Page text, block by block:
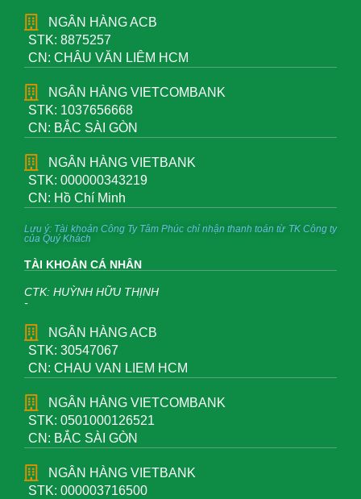
NGÂN HÀNG ACB
STK: 8875257
CN: CHÂU VĂN LIÊM HCM
NGÂN HÀNG VIETCOMBANK
STK: 1037656668
CN: BẮC SÀI GÒN
NGÂN HÀNG VIETBANK
STK: 000000343219
CN: Hồ Chí Minh
Lưu ý: Tài khoản Công Ty Tâm Phúc chỉ nhận thanh toán từ TK Công ty
của Quý Khách
TÀI KHOẢN CÁ NHÂN
CTK: HUỲNH HỮU THỊNH
-
NGÂN HÀNG ACB
STK: 30547067
CN: CHAU VAN LIEM HCM
NGÂN HÀNG VIETCOMBANK
STK: 0501000126521
CN: BẮC SÀI GÒN
NGÂN HÀNG VIETBANK
STK: 000003716500